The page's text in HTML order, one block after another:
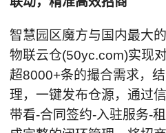
智慧园区魔方与国内最大
物联云仓(50yc.com)实现
超8000+条的撮合需求，
理，一键发布仓源，通过
带看-合同签约-入驻服务-